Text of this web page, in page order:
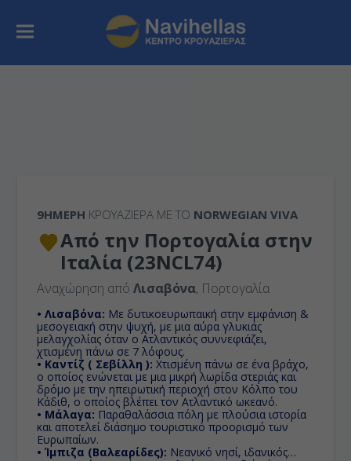
9ΉΜΕΡΗ ΚΡΟΥΑΖΙΕΡΑ ΜΕ ΤΟ NORWEGIAN VIVA
Από την Πορτογαλία στην
Ιταλία (23NCL74)
Αναχώρηση απόΛισαβόνα, Πορτογαλία
• Λισαβόνα: Με δυτικοευρωπαική στην εμφάνιση &
μεσογειακή στην ψυχή, με μια αύρα γλυκιάς
μελαγχολίας όταν ο Ατλαντικός συννεφιάζει,
χτισμένη πάνω σε 7 λόφους.
• Καντίζ ( Σεβίλλη ): Χτισμένη πάνω σε ένα βράχο,
ο οποίος ενώνεται με μια μικρή λωρίδα στεριάς και
δρόμο με την ηπειρωτική περιοχή στον Κόλπο του
Κάδιθ, ο οποίος βλέπει τον Ατλαντικό ωκεανό.
• Μάλαγα: Παραθαλάσσια πόλη με πλούσια ιστορία
και αποτελεί διάσημο τουριστικό προορισμό των
Ευρωπαίων.
• Ίμπιζα (Βαλεαρίδες): Nεανικό νησί, ιδανικός